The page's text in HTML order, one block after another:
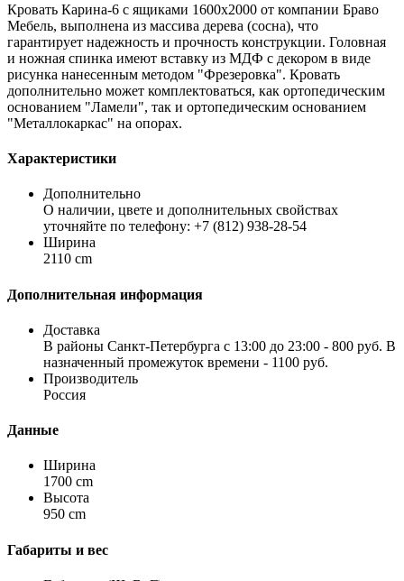
Кровать Карина-6 с ящиками 1600х2000 от компании Браво
Мебель, выполнена из массива дерева (сосна), что
гарантирует надежность и прочность конструкции. Головная
и ножная спинка имеют вставку из МДФ с декором в виде
рисунка нанесенным методом "Фрезеровка". Кровать
дополнительно может комплектоваться, как ортопедическим
основанием "Ламели", так и ортопедическим основанием
"Металлокаркас" на опорах.
Характеристики
Дополнительно
О наличии, цвете и дополнительных свойствах
уточняйте по телефону: +7 (812) 938-28-54
Ширина
2110 cm
Дополнительная информация
Доставка
В районы Санкт-Петербурга с 13:00 до 23:00 - 800 руб. В
назначенный промежуток времени - 1100 руб.
Производитель
Россия
Данные
Ширина
1700 cm
Высота
950 cm
Габариты и вес